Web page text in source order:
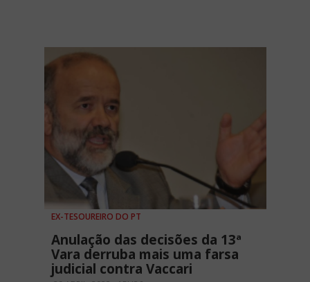
EX-TESOUREIRO DO PT
Anulação das decisões da 13ª
Vara derruba mais uma farsa
judicial contra Vaccari